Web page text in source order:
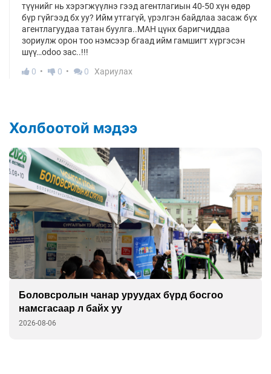
түүнийг нь хэрэгжүүлнэ гээд агентлагиын 40-50 хүн өдөр
бүр гүйгээд бх уу? Ийм утгагүй, үрэлгэн байдлаа засаж бүх
агентлагуудаа татан буулга..МАН цүнх баригчиддаа
зориулж орон тоо нэмсээр бгаад ийм гамшигт хүргэсэн
шүү…оdоо зас..!!!
0
0 0 Хариулах
Холбоотой мэдээ
Боловсролын чанар уруудах бүрд босгоо
намсгасаар л байх уу
2026-08-06